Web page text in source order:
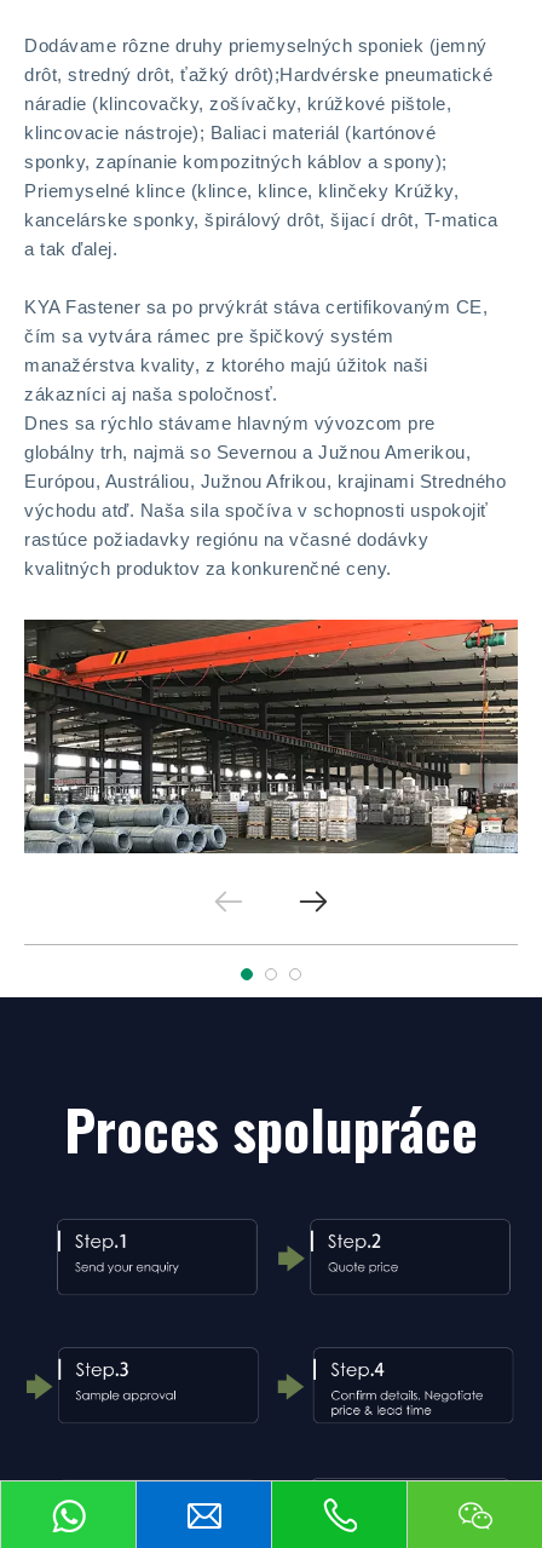
Dodávame rôzne druhy priemyselných sponiek (jemný
drôt, stredný drôt, ťažký drôt);Hardvérske pneumatické
náradie (klincovačky, zošívačky, krúžkové pištole,
klincovacie nástroje); Baliaci materiál (kartónové
sponky, zapínanie kompozitných káblov a spony);
Priemyselné klince (klince, klince, klinčeky Krúžky,
kancelárske sponky, špirálový drôt, šijací drôt, T-matica
a tak ďalej.
KYA Fastener sa po prvýkrát stáva certifikovaným CE,
čím sa vytvára rámec pre špičkový systém
manažérstva kvality, z ktorého majú úžitok naši
zákazníci aj naša spoločnosť.
Dnes sa rýchlo stávame hlavným vývozcom pre
globálny trh, najmä so Severnou a Južnou Amerikou,
Európou, Austráliou, Južnou Afrikou, krajinami Stredného
východu atď. Naša sila spočíva v schopnosti uspokojiť
rastúce požiadavky regiónu na včasné dodávky
kvalitných produktov za konkurenčné ceny.
Proces spolupráce